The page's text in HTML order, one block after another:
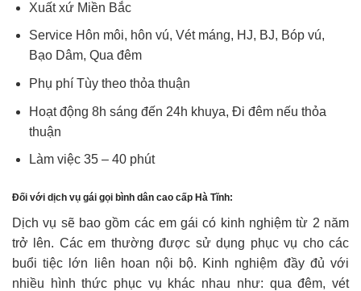
Xuất xứ Miền Bắc
Service Hôn môi, hôn vú, Vét máng, HJ, BJ, Bóp vú,
Bạo Dâm, Qua đêm
Phụ phí Tùy theo thỏa thuận
Hoạt động 8h sáng đến 24h khuya, Đi đêm nếu thỏa
thuận
Làm việc 35 – 40 phút
Đối với dịch vụ gái gọi bình dân cao cấp Hà Tĩnh:
Dịch vụ sẽ bao gồm các em gái có kinh nghiệm từ 2 năm
trở lên. Các em thường được sử dụng phục vụ cho các
buổi tiệc lớn liên hoan nội bộ. Kinh nghiệm đầy đủ với
nhiều hình thức phục vụ khác nhau như: qua đêm, vét